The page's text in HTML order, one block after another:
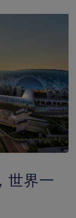
世界一